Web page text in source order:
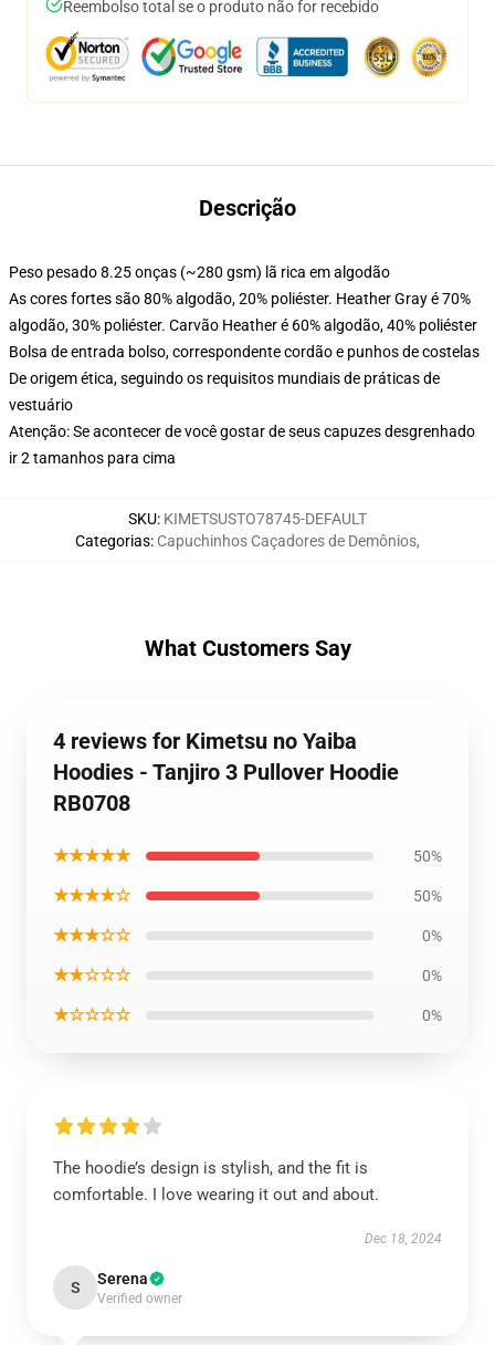
Reembolso total se o produto não for recebido
Descrição
Peso pesado 8.25 onças (~280 gsm) lã rica em algodão
As cores fortes são 80% algodão, 20% poliéster. Heather Gray é 70%
algodão, 30% poliéster. Carvão Heather é 60% algodão, 40% poliéster
Bolsa de entrada bolso, correspondente cordão e punhos de costelas
De origem ética, seguindo os requisitos mundiais de práticas de
vestuário
Atenção: Se acontecer de você gostar de seus capuzes desgrenhado
ir 2 tamanhos para cima
SKU: KIMETSUSTO78745-DEFAULT
Categorias: Capuchinhos Caçadores de Demônios,
What Customers Say
4 reviews for Kimetsu no Yaiba
Hoodies - Tanjiro 3 Pullover Hoodie
RB0708
★★★★★ 50%
★★★★☆ 50%
★★★☆☆ 0%
★★☆☆☆ 0%
★☆☆☆☆ 0%
The hoodie’s design is stylish, and the fit is
comfortable. I love wearing it out and about.
Dec 18, 2024
S Serena
Verified owner